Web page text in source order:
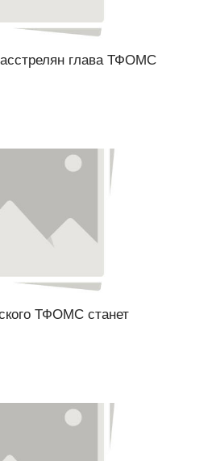
глава ТФОМС
ТФОМС станет